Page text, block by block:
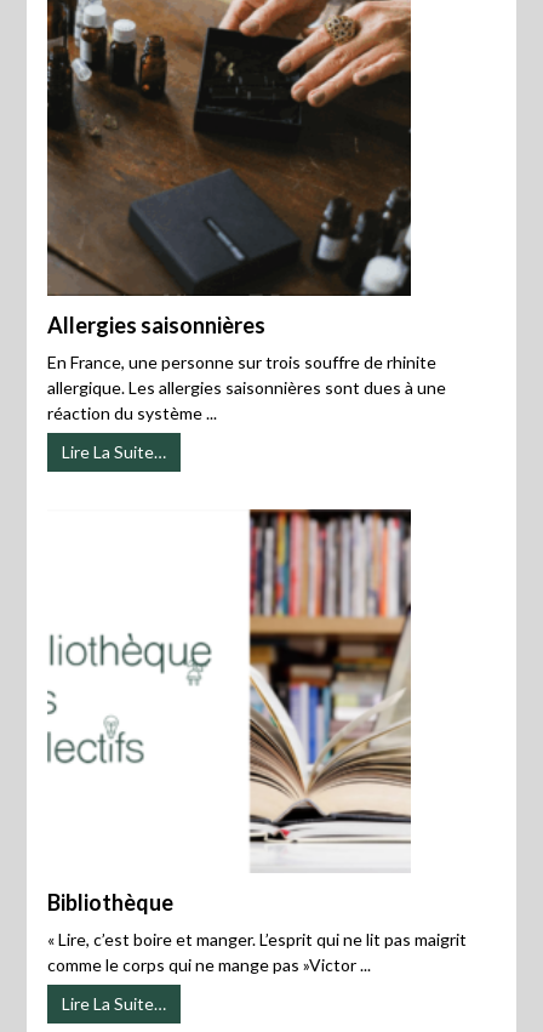
Allergies saisonnières
En France, une personne sur trois souffre de rhinite
allergique. Les allergies saisonnières sont dues à une
réaction du système ...
Lire La Suite…
Bibliothèque
« Lire, c’est boire et manger. L’esprit qui ne lit pas maigrit
comme le corps qui ne mange pas »Victor ...
Lire La Suite…